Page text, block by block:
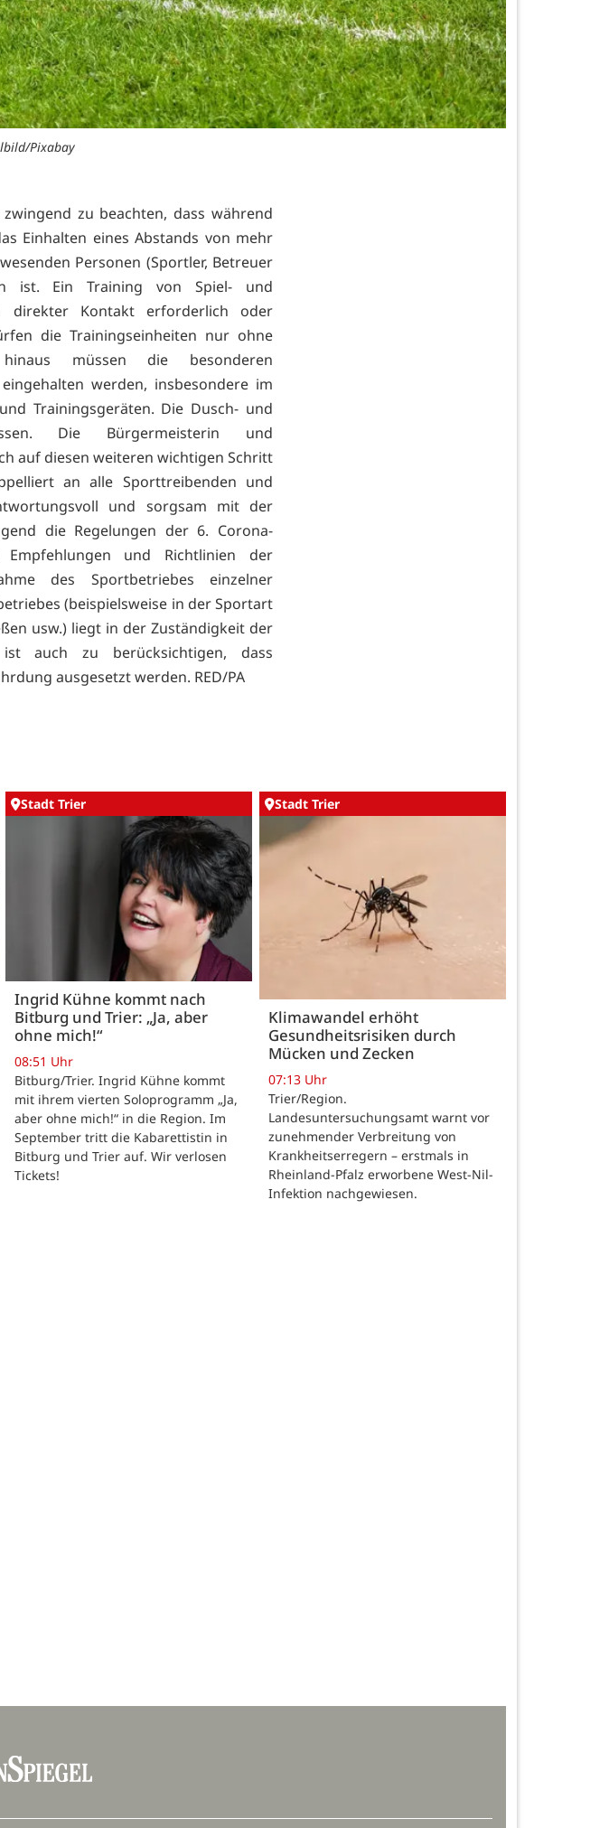
Pixabay
zu beachten, dass während
Einhalten eines Abstands von mehr
Personen (Sportler, Betreuer
ist. Ein Training von Spiel- und
direkter Kontakt erforderlich oder
die Trainingseinheiten nur ohne
müssen die besonderen
werden, insbesondere im
Trainingsgeräten. Die Dusch- und
Die Bürgermeisterin und
auf diesen weiteren wichtigen Schritt
an alle Sporttreibenden und
und sorgsam mit der
die Regelungen der 6. Corona-
Empfehlungen und Richtlinien der
des Sportbetriebes einzelner
(beispielsweise in der Sportart
usw.) liegt in der Zuständigkeit der
auch zu berücksichtigen, dass
ausgesetzt werden. RED/PA
Stadt Trier
Ingrid Kühne kommt nach
Bitburg und Trier: „Ja, aber
ohne mich!“
08:51 Uhr
Bitburg/Trier. Ingrid Kühne kommt
mit ihrem vierten Soloprogramm „Ja,
aber ohne mich!“ in die Region. Im
September tritt die Kabarettistin in
Bitburg und Trier auf. Wir verlosen
Tickets!
Stadt Trier
Klimawandel erhöht
Gesundheitsrisiken durch
Mücken und Zecken
07:13 Uhr
Trier/Region.
Landesuntersuchungsamt warnt vor
zunehmender Verbreitung von
Krankheitserregern – erstmals in
Rheinland-Pfalz erworbene West-Nil-
Infektion nachgewiesen.